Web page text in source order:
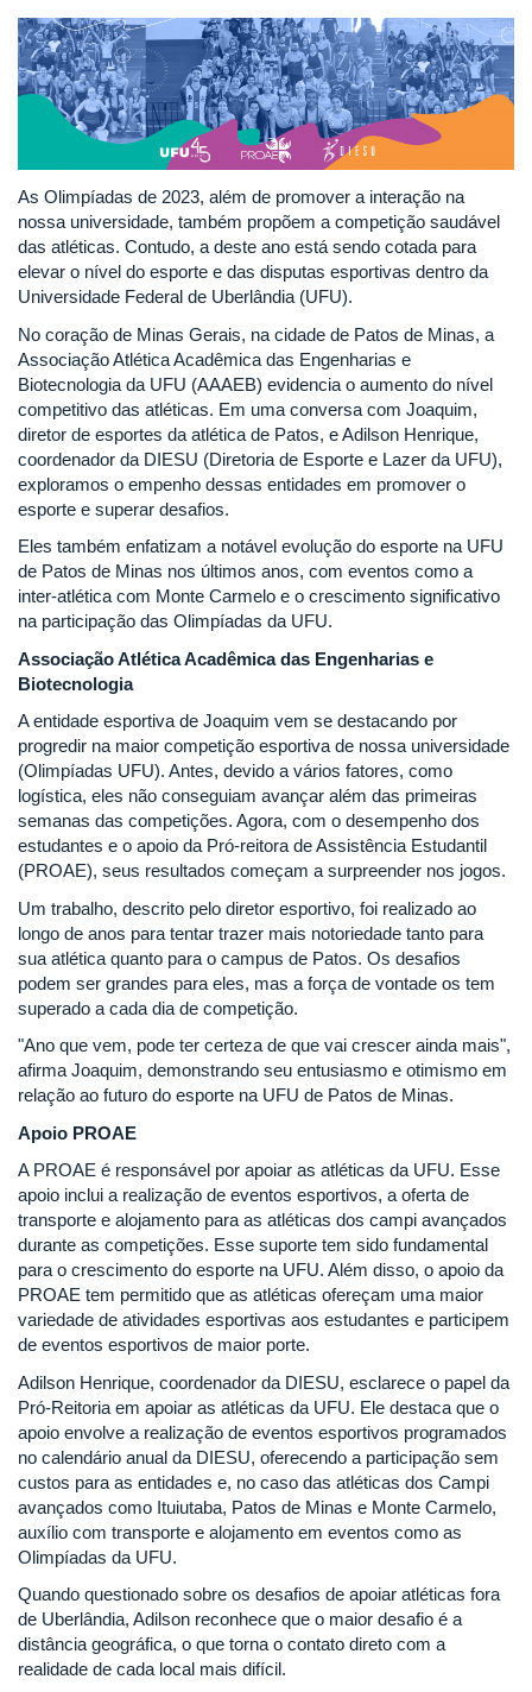
As Olimpíadas de 2023, além de promover a interação na
nossa universidade, também propõem a competição saudável
das atléticas. Contudo, a deste ano está sendo cotada para
elevar o nível do esporte e das disputas esportivas dentro da
Universidade Federal de Uberlândia (UFU).
No coração de Minas Gerais, na cidade de Patos de Minas, a
Associação Atlética Acadêmica das Engenharias e
Biotecnologia da UFU (AAAEB) evidencia o aumento do nível
competitivo das atléticas. Em uma conversa com Joaquim,
diretor de esportes da atlética de Patos, e Adilson Henrique,
coordenador da DIESU (Diretoria de Esporte e Lazer da UFU),
exploramos o empenho dessas entidades em promover o
esporte e superar desafios.
Eles também enfatizam a notável evolução do esporte na UFU
de Patos de Minas nos últimos anos, com eventos como a
inter-atlética com Monte Carmelo e o crescimento significativo
na participação das Olimpíadas da UFU.
Associação Atlética Acadêmica das Engenharias e
Biotecnologia
A entidade esportiva de Joaquim vem se destacando por
progredir na maior competição esportiva de nossa universidade
(Olimpíadas UFU). Antes, devido a vários fatores, como
logística, eles não conseguiam avançar além das primeiras
semanas das competições. Agora, com o desempenho dos
estudantes e o apoio da Pró-reitora de Assistência Estudantil
(PROAE), seus resultados começam a surpreender nos jogos.
Um trabalho, descrito pelo diretor esportivo, foi realizado ao
longo de anos para tentar trazer mais notoriedade tanto para
sua atlética quanto para o campus de Patos. Os desafios
podem ser grandes para eles, mas a força de vontade os tem
superado a cada dia de competição.
"Ano que vem, pode ter certeza de que vai crescer ainda mais",
afirma Joaquim, demonstrando seu entusiasmo e otimismo em
relação ao futuro do esporte na UFU de Patos de Minas.
Apoio PROAE
A PROAE é responsável por apoiar as atléticas da UFU. Esse
apoio inclui a realização de eventos esportivos, a oferta de
transporte e alojamento para as atléticas dos campi avançados
durante as competições. Esse suporte tem sido fundamental
para o crescimento do esporte na UFU. Além disso, o apoio da
PROAE tem permitido que as atléticas ofereçam uma maior
variedade de atividades esportivas aos estudantes e participem
de eventos esportivos de maior porte.
Adilson Henrique, coordenador da DIESU, esclarece o papel da
Pró-Reitoria em apoiar as atléticas da UFU. Ele destaca que o
apoio envolve a realização de eventos esportivos programados
no calendário anual da DIESU, oferecendo a participação sem
custos para as entidades e, no caso das atléticas dos Campi
avançados como Ituiutaba, Patos de Minas e Monte Carmelo,
auxílio com transporte e alojamento em eventos como as
Olimpíadas da UFU.
Quando questionado sobre os desafios de apoiar atléticas fora
de Uberlândia, Adilson reconhece que o maior desafio é a
distância geográfica, o que torna o contato direto com a
realidade de cada local mais difícil.